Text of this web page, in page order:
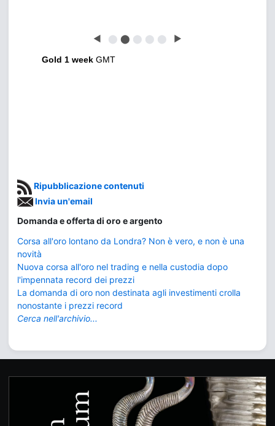
◀ ⬤ ⬤ ⬤ ⬤ ⬤ ▶
Gold 1 week GMT
Ripubblicazione contenuti
Invia un'email
Domanda e offerta di oro e argento
Corsa all'oro lontano da Londra? Non è vero, e non è una
novità
Nuova corsa all'oro nel trading e nella custodia dopo
l'impennata record dei prezzi
La domanda di oro non destinata agli investimenti crolla
nonostante i prezzi record
Cerca nell'archivio...